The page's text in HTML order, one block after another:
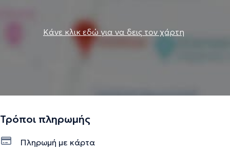
Κάνε κλικ εδώ για να δεις τον χάρτη
Τρόποι πληρωμής
Πληρωμή με κάρτα